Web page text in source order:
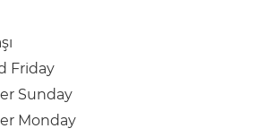
Friday
Sunday
Monday